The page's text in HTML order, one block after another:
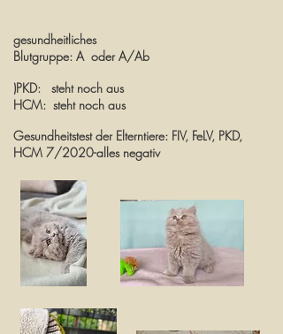
gesundheitliches
Blutgruppe: A oder A/Ab
)PKD: steht noch aus
HCM: steht noch aus
Gesundheitstest der Elterntiere: FIV, FeLV, PKD,
HCM 7/2020-alles negativ